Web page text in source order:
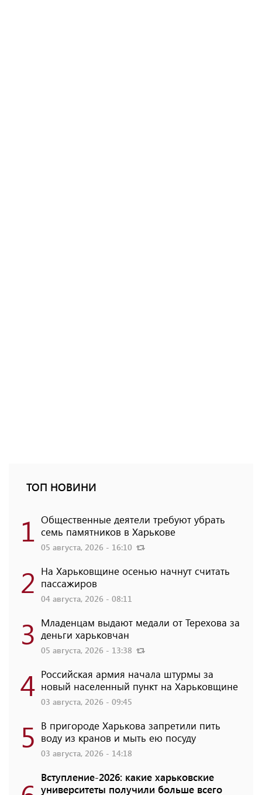
ТОП НОВИНИ
1 Общественные деятели требуют убрать
семь памятников в Харькове
05 августа, 2026 - 16:10
2 На Харьковщине осенью начнут считать
пассажиров
04 августа, 2026 - 08:11
3 Младенцам выдают медали от Терехова за
деньги харьковчан
05 августа, 2026 - 13:38
4 Российская армия начала штурмы за
новый населенный пункт на Харьковщине
03 августа, 2026 - 09:45
5 В пригороде Харькова запретили пить
воду из кранов и мыть ею посуду
03 августа, 2026 - 14:18
Вступление-2026: какие харьковские
университеты получили больше всего